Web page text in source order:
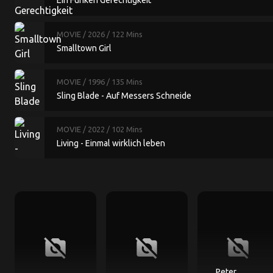
MOVIE / 2026 / 122 Mins
Smalltown Girl
MOVIE / 1996 / 135 Mins
Sling Blade - Auf Messers Schneide
MOVIE / 2022 / 102 Mins
Living - Einmal wirklich leben
no_photography no_photography no_photography